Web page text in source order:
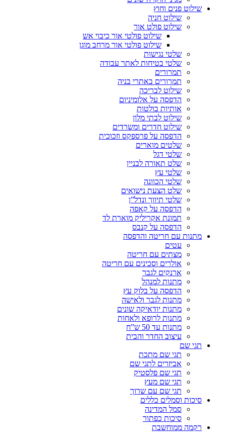
שילוט פנים וחוץ
שילוט חניה
שילוט פולט אור
שילוט פולטי אור כיבוי אש
שילוט פולטי אור מרחב מוגן
שלטי נגישות
שלטי בטיחות לאתר עבודה
תמרורים
תמרורים באתרי בניה
שילוט לבריכה
הדפסה על אלומיניום
אותיות בולטות
שילוט לבתי מלון
שילוט חדרים ומשרדים
הדפסה על פרספקס וזכוכית
שלטים מוארים
שלטי דגל
שלט תאורה לבניין
שלטי עץ
שלטי הכוונה
שלט הצעת נישואים
שלטי תיווך ונדל”ן
הדפסה על קאפה
תמונת אקריליק מוארת לד
הדפסה על קנבס
מתנות עם חריטה והדפסה
עטים
מצתים עם חריטה
אולרים וסכינים עם חריטה
ארנקים לגבר
מתנות למנהל
הדפסה על בלוק עץ
מתנות לגבר ולאישה
מתנות יודאיקה שונים
מתנות לרופא ולאחות
מתנות עד 50 ש”ח
עיצוב החדר והבית
תגי שם
תגי שם מתכת
אביזרים לתגי שם
תגי שם פלסטיק
תגי שם מעץ
תגי שם עם שרוך
סיכות וסמלים כללים
סמל המדינה
סיכות כפתור
רקמה ממוחשבת